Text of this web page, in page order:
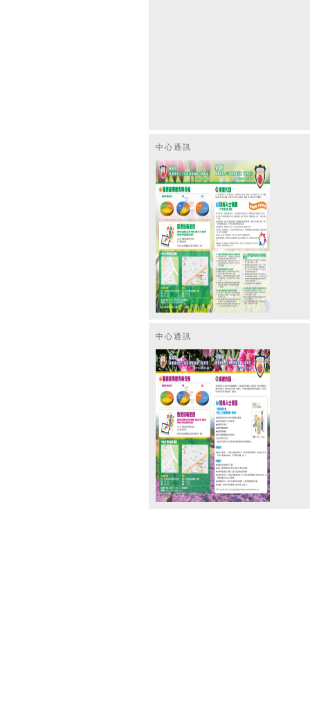
中心通訊
中心通訊